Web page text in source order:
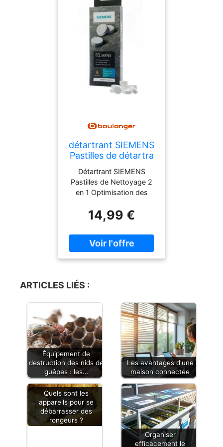
garantissant une utilisation
sans souci.
détartrant SIEMENS
Pastilles de détartra
Détartrant SIEMENS
Pastilles de Nettoyage 2
en 1 Optimisation des
Machine Les pastilles de
nettoyage SIEMENS 2 en
1 sont un accessoire
essentiel pour les
pour garantir les meilleurs
une élimination puissante
et rapide des résidus de
café, préservant ainsi la
qualité de vos boissons.
En nettoyant les résidus
de marc et dépôts d'huile
des grains présents dans
l'unité de percolation, ces
pastilles prolongent la
durée de vie de votre
appareil, vous offrant un
plaisir de dégustation
constant. Compatibilité
et Efficacité Maximale Les
14,99 €
ARTICLES LIÉS :
Équipement de
destruction des nids de
guêpes : les…
Les avantages d'une
maison connectée
Quels sont les
appareils pour se
débarrasser des
rongeurs ?
Organiser
efficacement le